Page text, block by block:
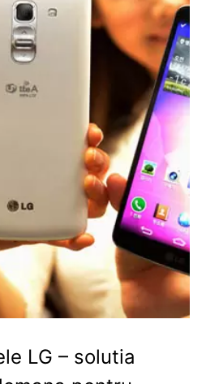
LG – solutia